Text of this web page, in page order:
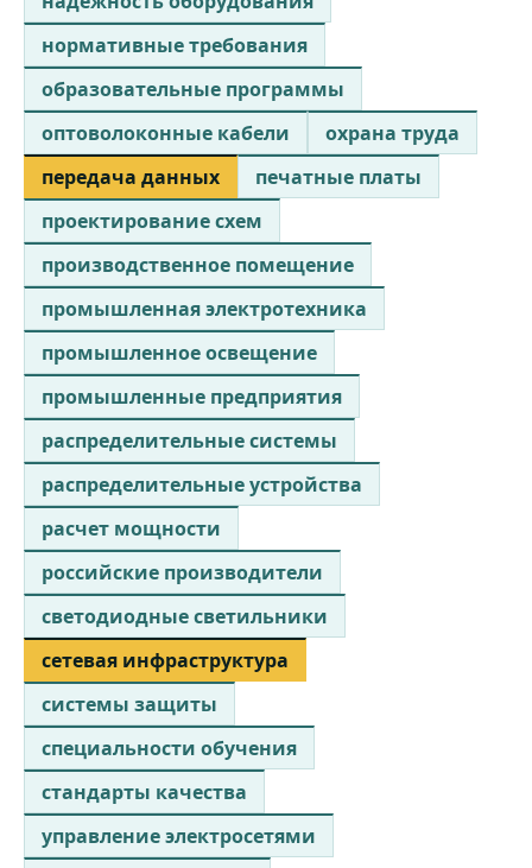
нормативные требования
образовательные программы
оптоволоконные кабели
охрана труда
передача данных
печатные платы
проектирование схем
производственное помещение
промышленная электротехника
промышленное освещение
промышленные предприятия
распределительные системы
распределительные устройства
расчет мощности
российские производители
светодиодные светильники
сетевая инфраструктура
системы защиты
специальности обучения
стандарты качества
управление электросетями